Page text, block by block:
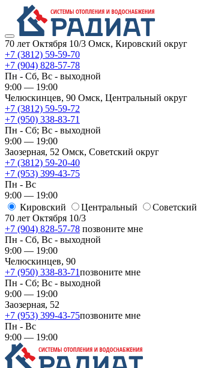
70 лет Октября 10/3 Омск, Кировский округ
+7 (3812) 59-59-70
+7 (904) 828-57-78
Пн - Сб, Вс - выходной
9:00 — 19:00
Челюскинцев, 90 Омск, ​Центральный округ
+7 (3812) 59-59-72
+7 (950) 338-83-71
Пн - Сб; Вс - выходной
9:00 — 19:00
Заозерная, 52 Омск, ​Советский округ
+7 (3812) 59-20-40
+7 (953) 399-43-75
Пн - Вс
9:00 — 19:00
Кировский
​Центральный
​Советский
70 лет Октября 10/3
+7 (904) 828-57-78 позвоните мне
Пн - Сб, Вс - выходной
9:00 — 19:00
Челюскинцев, 90
+7 (950) 338-83-71позвоните мне
Пн - Сб; Вс - выходной
9:00 — 19:00
Заозерная, 52
+7 (953) 399-43-75позвоните мне
Пн - Вс
9:00 — 19:00